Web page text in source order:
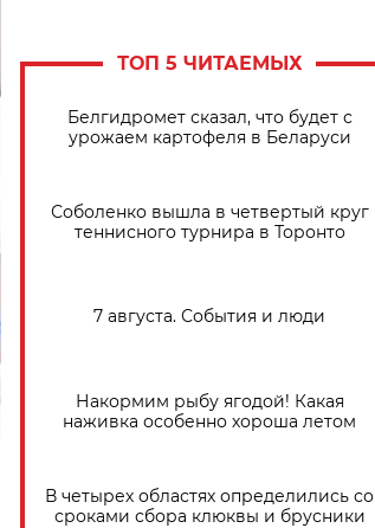
ТОП 5 ЧИТАЕМЫХ
Белгидромет сказал, что будет с
урожаем картофеля в Беларуси
Соболенко вышла в четвертый круг
теннисного турнира в Торонто
7 августа. События и люди
Накормим рыбу ягодой! Какая
наживка особенно хороша летом
В четырех областях определились со
сроками сбора клюквы и брусники